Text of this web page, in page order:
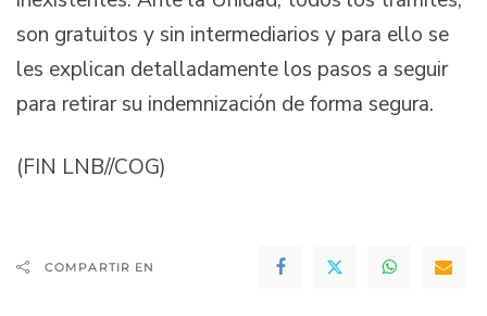
son gratuitos y sin intermediarios y para ello se
les explican detalladamente los pasos a seguir
para retirar su indemnización de forma segura.
(FIN LNB//COG)
COMPARTIR EN